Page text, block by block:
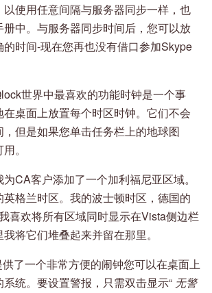
使用任意间隔与服务器同步一样，也
中。与服务器同步时间后，您可以放
时间-现在您再也没有借口参加Skype
世界中最喜欢的功能时钟是一个事
桌面上放置每个时区时钟。它们不会
但是如果您单击任务栏上的地球图
。
CA客户添加了一个加利福尼亚区域。
格兰时区。我的波士顿时区，德国的
喜欢将所有区域同时显示在Vista侧边栏
将它们堆叠起来并留在那里。
了一个非常方便的闹钟您可以在桌面上
统。要设置警报，只需双击显示“ 无警